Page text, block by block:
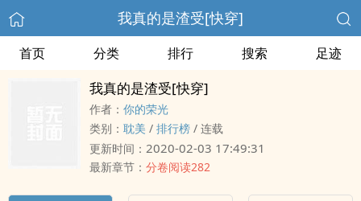
我真的是渣受[快穿]
首页 分类 排行 搜索 足迹
我真的是渣受[快穿]
作者： 你的荣光
类别： 耽美 / 排行榜 / 连载
更新时间： 2020-02-03 17:49:31
最新章节： 分卷阅读282